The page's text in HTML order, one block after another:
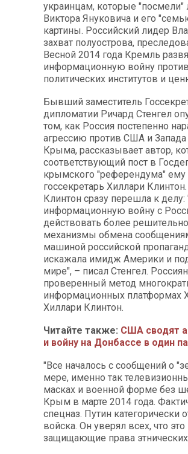
украинцам, которые "посмели"
Виктора Януковича и его
картины. Российский лидер
захват полуострова,
Весной 2014 года Кремль
информационную войну
политических институтов и
Бывший заместитель
дипломатии Ричард Стенгел
том, как Россия постепенно
агрессию против США и
Крыма, рассказывает автор,
соответствующий пост в
крымского "референдума" ему
госсекретарь Хиллари
Клинтон сразу перешла к
информационную войну с
действовать более
механизмы обмена
машиной российской
искажала имидж Америки и
мире", – писал Стенгел.
проверенный метод
информационных платформах
Хиллари Клинтон.
Читайте также: США сводят
и войну на Донбассе в один
"Все началось с сообщений о
мере, именно так
масках и военной форме без
Крым в марте 2014 года.
спецназ. Путин категорически
войска. Он уверял всех, что
защищающие права этнических